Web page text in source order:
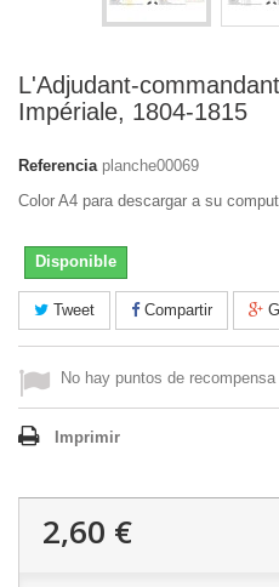
L'Adjudant-
Impériale, 1804-1815
Referencia planche00069
Color A4 para descargar a su
Disponible
Tweet Compartir
No hay puntos de
Imprimir
2,60 €